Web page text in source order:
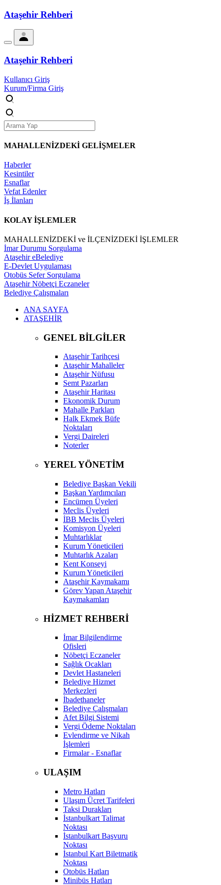
Ataşehir Rehberi
Ataşehir Rehberi
Kullanıcı Giriş
Kurum/Firma Giriş
MAHALLENİZDEKİ GELİŞMELER
Haberler
Kesintiler
Esnaflar
Vefat Edenler
İş İlanları
KOLAY İŞLEMLER
MAHALLENİZDEKİ ve İLÇENİZDEKİ İŞLEMLER
İmar Durumu Sorgulama
Ataşehir eBelediye
E-Devlet Uygulaması
Otobüs Sefer Sorgulama
Ataşehir Nöbetçi Eczaneler
Belediye Çalışmaları
ANA SAYFA
ATAŞEHİR
GENEL BİLGİLER
Ataşehir Tarihçesi
Ataşehir Mahalleler
Ataşehir Nüfusu
Semt Pazarları
Ataşehir Haritası
Ekonomik Durum
Mahalle Parkları
Halk Ekmek Büfe
Noktaları
Vergi Daireleri
Noterler
YEREL YÖNETİM
Belediye Başkan Vekili
Başkan Yardımcıları
Encümen Üyeleri
Meclis Üyeleri
İBB Meclis Üyeleri
Komisyon Üyeleri
Muhtarlıklar
Kurum Yöneticileri
Muhtarlık Azaları
Kent Konseyi
Kurum Yöneticileri
Ataşehir Kaymakamı
Görev Yapan Ataşehir
Kaymakamları
HİZMET REHBERİ
İmar Bilgilendirme
Ofisleri
Nöbetçi Eczaneler
Sağlık Ocakları
Devlet Hastaneleri
Belediye Hizmet
Merkezleri
İbadethaneler
Belediye Çalışmaları
Afet Bilgi Sistemi
Vergi Ödeme Noktaları
Evlendirme ve Nikah
İşlemleri
Firmalar - Esnaflar
ULAŞIM
Metro Hatları
Ulaşım Ücret Tarifeleri
Taksi Durakları
İstanbulkart Talimat
Noktası
İstanbulkart Başvuru
Noktası
İstanbul Kart Biletmatik
Noktası
Otobüs Hatları
Minibüs Hatları